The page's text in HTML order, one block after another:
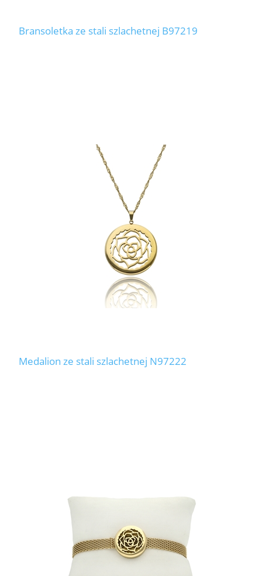
Bransoletka ze stali szlachetnej B97219
Medalion ze stali szlachetnej N97222